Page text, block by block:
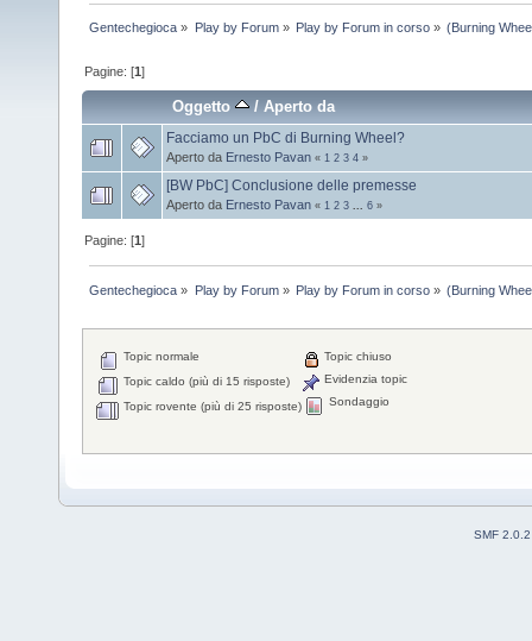
Gentechegioca » Play by Forum» Play by Forum in corso» (Burning
Pagine: [1]
Oggetto /Aperto da
Facciamo un PbC di Burning Wheel?
Aperto da Ernesto Pavan « 1 2 3 4 »
[BW PbC] Conclusione delle premesse
Aperto da Ernesto Pavan « 1 2 3 6 »
Pagine: [1]
Gentechegioca » Play by Forum» Play by Forum in corso» (Burning
Topic normale
Topic caldo (più di 15 risposte)
Topic rovente (più di 25 risposte)
Topic chiuso
Evidenzia topic
Sondaggio
SMF 2.0.2